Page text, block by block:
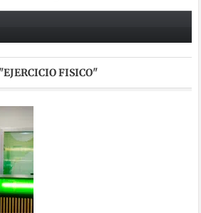
"EJERCICIO FISICO"